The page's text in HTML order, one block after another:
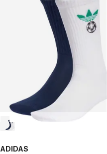
ADIDAS